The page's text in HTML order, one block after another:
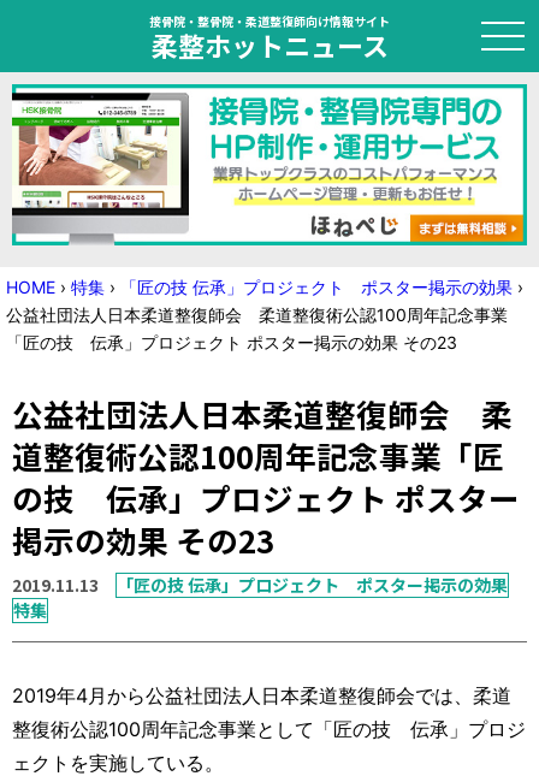
接骨院・整骨院・柔道整復師向け情報サイト
柔整ホットニュース
HOME
トピック
ニュース
特集
学会・セミナー情報
プライバシーポリシー サイトマップ
運営元
HOME › 特集 › 「匠の技 伝承」プロジェクト ポスター掲示の効果 ›
公益社団法人日本柔道整復師会 柔道整復術公認100周年記念事業
「匠の技 伝承」プロジェクト ポスター掲示の効果 その23
公益社団法人日本柔道整復師会 柔
道整復術公認100周年記念事業「匠
の技 伝承」プロジェクト ポスター
掲示の効果 その23
2019.11.13
「匠の技 伝承」プロジェクト ポスター掲示の効果
特集
2019年4月から公益社団法人日本柔道整復師会では、柔道
整復術公認100周年記念事業として「匠の技 伝承」プロジ
ェクトを実施している。